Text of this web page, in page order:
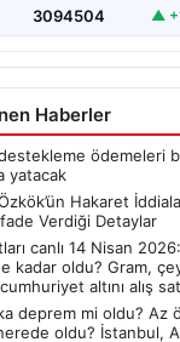
3094504 ▲
Haberler
destekleme ödemeleri
yatacak
Hakaret
Verdiği Detaylar
canlı 14 Nisan
kadar oldu? Gram,
altını alış
deprem mi oldu? Az
oldu? İstanbul,